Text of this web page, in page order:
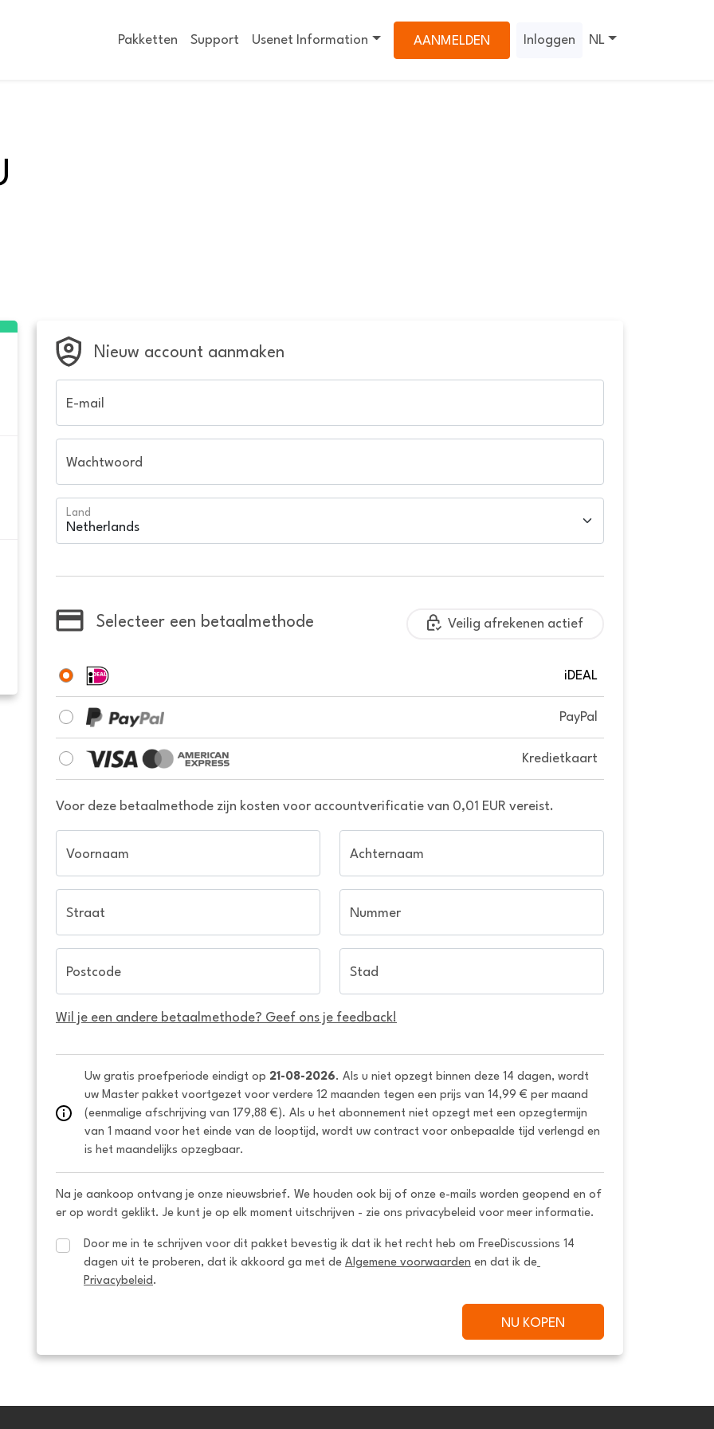
Pakketten Support Usenet Information AANMELDEN Inloggen NL
Nieuw account aanmaken
E-mail
Wachtwoord
Land
Selecteer een betaalmethode Veilig afrekenen actief
iDEAL
PayPal
Kredietkaart
Voor deze betaalmethode zijn kosten voor accountverificatie van 0,01 EUR vereist.
Voornaam Achternaam
Straat Nummer
Postcode Stad
Wil je een andere betaalmethode? Geef ons je feedback!
Uw gratis proefperiode eindigt op 21-08-2026. Als u niet opzegt binnen deze 14 dagen, wordt
uw Master pakket voortgezet voor verdere 12 maanden tegen een prijs van 14,99 € per maand
(eenmalige afschrijving van 179,88 €). Als u het abonnement niet opzegt met een opzegtermijn
van 1 maand voor het einde van de looptijd, wordt uw contract voor onbepaalde tijd verlengd en
is het maandelijks opzegbaar.
Na je aankoop ontvang je onze nieuwsbrief. We houden ook bij of onze e-mails worden geopend en of
er op wordt geklikt. Je kunt je op elk moment uitschrijven - zie ons privacybeleid voor meer informatie.
Door me in te schrijven voor dit pakket bevestig ik dat ik het recht heb om FreeDiscussions 14
dagen uit te proberen, dat ik akkoord ga met de Algemene voorwaarden en dat ik de
Privacybeleid .
NU KOPEN